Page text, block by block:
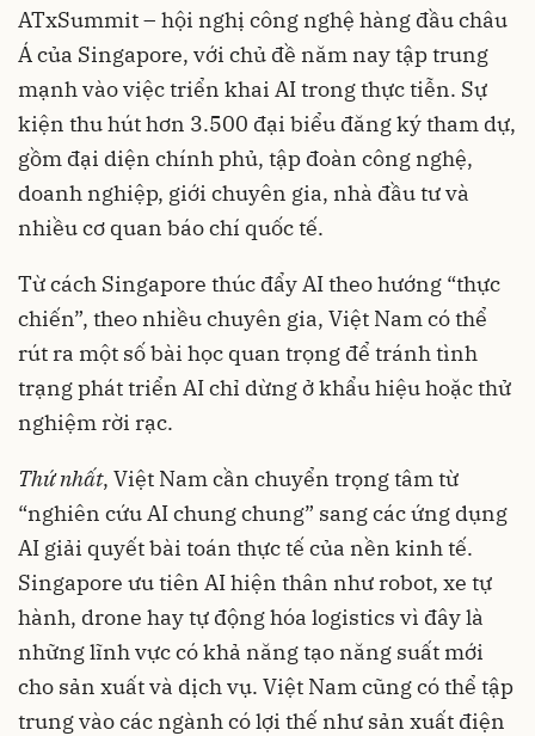
ATxSummit – hội nghị công nghệ hàng đầu châu
Á của Singapore, với chủ đề năm nay tập trung
mạnh vào việc triển khai AI trong thực tiễn. Sự
kiện thu hút hơn 3.500 đại biểu đăng ký tham dự,
gồm đại diện chính phủ, tập đoàn công nghệ,
doanh nghiệp, giới chuyên gia, nhà đầu tư và
nhiều cơ quan báo chí quốc tế.
Từ cách Singapore thúc đẩy AI theo hướng “thực
chiến”, theo nhiều chuyên gia, Việt Nam có thể
rút ra một số bài học quan trọng để tránh tình
trạng phát triển AI chỉ dừng ở khẩu hiệu hoặc thử
nghiệm rời rạc.
Thứ nhất, Việt Nam cần chuyển trọng tâm từ
“nghiên cứu AI chung chung” sang các ứng dụng
AI giải quyết bài toán thực tế của nền kinh tế.
Singapore ưu tiên AI hiện thân như robot, xe tự
hành, drone hay tự động hóa logistics vì đây là
những lĩnh vực có khả năng tạo năng suất mới
cho sản xuất và dịch vụ. Việt Nam cũng có thể tập
trung vào các ngành có lợi thế như sản xuất điện